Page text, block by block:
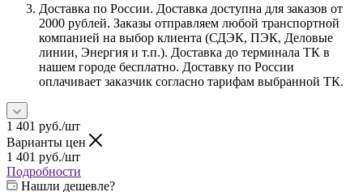
Доставка по России. Доставка доступна для заказов от
2000 рублей. Заказы отправляем любой транспортной
компанией на выбор клиента (СДЭК, ПЭК, Деловые
линии, Энергия и т.п.). Доставка до терминала ТК в
нашем городе бесплатно. Доставку по России
оплачивает заказчик согласно тарифам выбранной ТК.
1 401 руб./шт
Варианты цен
1 401 руб./шт
Подробности
Нашли дешевле?